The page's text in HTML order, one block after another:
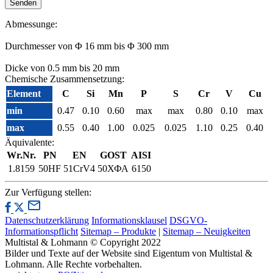
Abmessunge:
Durchmesser von Φ 16 mm bis Φ 300 mm
Dicke von 0.5 mm bis 20 mm
Chemische Zusammensetzung:
Element
C Si Mn P S Cr V
Cu
min
0.47 0.10 0.60 max max 0.80 0.10
max
max
0.55 0.40 1.00 0.025 0.025 1.10 0.25
0.40
Äquivalente:
Wr.Nr.
PN EN GOST AISI
1.8159 50HF 51CrV4 50ХФА 6150
Zur Verfügung stellen:
Datenschutzerklärung Informationsklausel DSGVO-
Informationspflicht Sitemap – Produkte | Sitemap – Neuigkeiten
Multistal & Lohmann © Copyright 2022
Bilder und Texte auf der Website sind Eigentum von Multistal &
Lohmann. Alle Rechte vorbehalten.